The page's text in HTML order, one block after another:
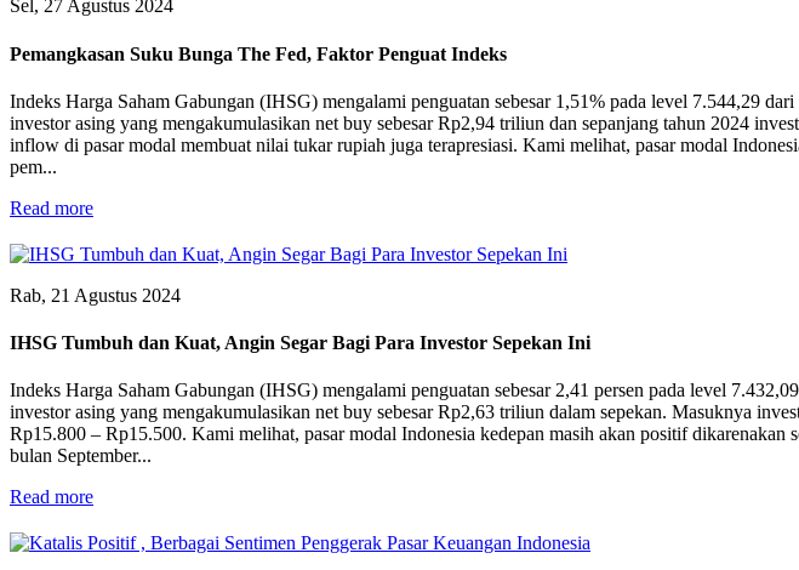
Sel, 27 Agustus 2024
Pemangkasan Suku Bunga The Fed, Faktor Penguat Indeks
Indeks Harga Saham Gabungan (IHSG) mengalami penguatan sebesar 1,51% pada level 7.544,29
investor asing yang mengakumulasikan net buy sebesar Rp2,94 triliun dan sepanjang tahun 2024
inflow di pasar modal membuat nilai tukar rupiah juga terapresiasi. Kami melihat, pasar modal
pem...
Read more
Rab, 21 Agustus 2024
IHSG Tumbuh dan Kuat, Angin Segar Bagi Para Investor Sepekan Ini
Indeks Harga Saham Gabungan (IHSG) mengalami penguatan sebesar 2,41 persen pada level
investor asing yang mengakumulasikan net buy sebesar Rp2,63 triliun dalam sepekan. Masuknya
Rp15.800 – Rp15.500. Kami melihat, pasar modal Indonesia kedepan masih akan positif
bulan September...
Read more